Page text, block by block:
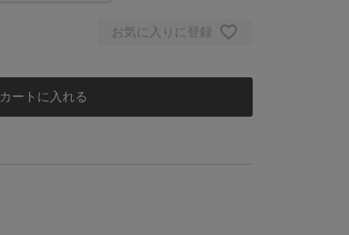
お気に入りに登録
カートに入れる